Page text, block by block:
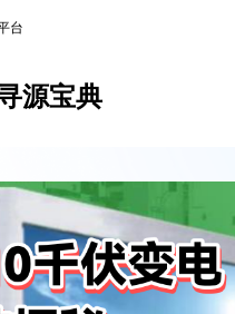
台
源宝典